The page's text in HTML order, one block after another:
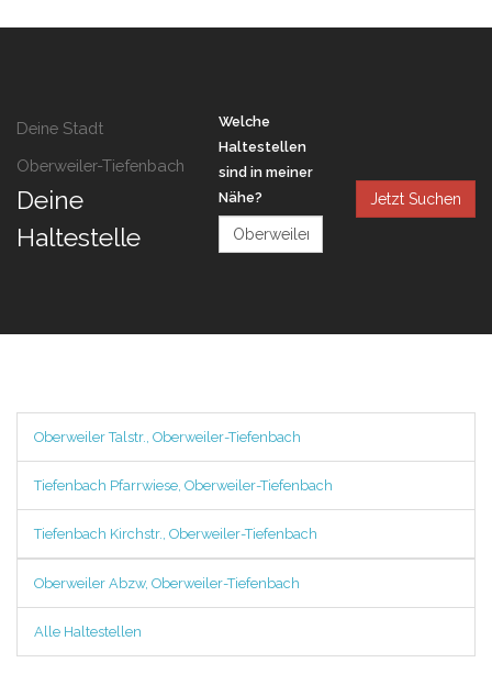
Deine Stadt
Oberweiler-Tiefenbach
Deine
Haltestelle
Welche
Haltestellen
sind in meiner
Nähe?
Jetzt Suchen
Oberweiler Talstr., Oberweiler-Tiefenbach
Tiefenbach Pfarrwiese, Oberweiler-Tiefenbach
Tiefenbach Kirchstr., Oberweiler-Tiefenbach
Oberweiler Abzw, Oberweiler-Tiefenbach
Alle Haltestellen